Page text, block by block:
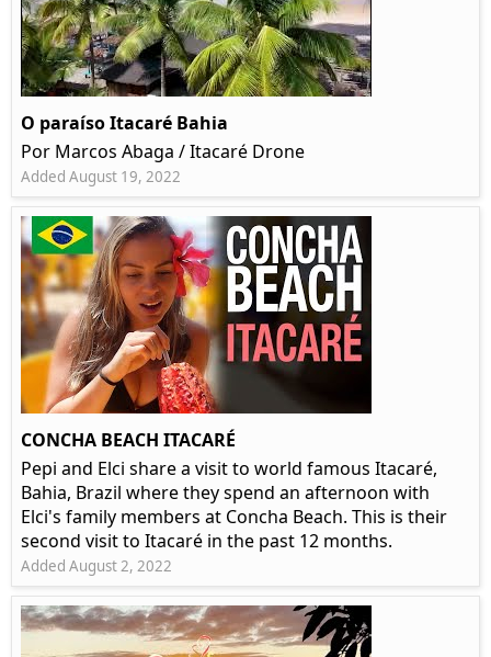
O paraíso Itacaré Bahia
Por Marcos Abaga / Itacaré Drone
Added August 19, 2022
CONCHA BEACH ITACARÉ
Pepi and Elci share a visit to world famous Itacaré,
Bahia, Brazil where they spend an afternoon with
Elci's family members at Concha Beach. This is their
second visit to Itacaré in the past 12 months.
Added August 2, 2022